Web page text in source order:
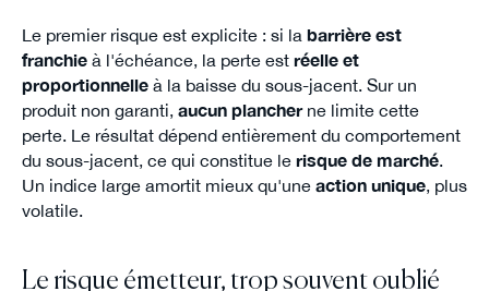
Le premier risque est explicite : si la barrière est
franchieà l'échéance, la perte est réelle et
proportionnelleà la baisse du sous-jacent. Sur un
produit non garanti, aucun plancherne limite cette
perte. Le résultat dépend entièrement du comportement
du sous-jacent, ce qui constitue le risque de marché.
Un indice large amortit mieux qu'une action unique, plus
volatile.
Le risque émetteur, trop souvent oublié